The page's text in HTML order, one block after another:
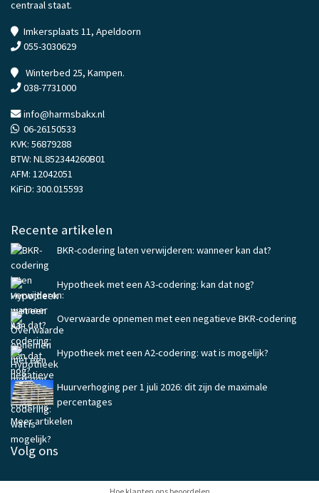
centraal staat.
Imkersplaats 11, Apeldoorn
055-3030629
Winterbed 25, Kampen.
038-7731000
info@harmsbakx.nl
06-26150533
KVK: 56879288
BTW: NL852344260B01
AFM: 12042051
KiFiD: 300.015593
Recente artikelen
BKR-codering laten verwijderen: wanneer kan dat?
Hypotheek met een A3-codering: kan dat nog?
Overwaarde opnemen met een negatieve BKR-codering
Hypotheek met een A2-codering: wat is mogelijk?
Huurverhoging per 1 juli 2026: dit zijn de maximale
percentages
Meer artikelen
Volg ons